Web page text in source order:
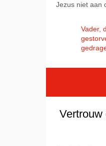
Jezus niet aan
Vader,
Vertrouw